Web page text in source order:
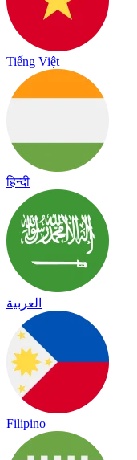
Tiếng Việt
हिन्दी
العربية
Filipino